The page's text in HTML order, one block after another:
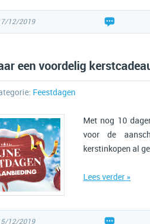
12/2019
een voordelig
Feestdagen
Met nog 10
voor de
kerstinkopen al
Lees verder »
12/2019